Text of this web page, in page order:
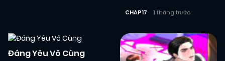
CHAP 17 1 tháng trước
Đáng Yêu Vô Cùng